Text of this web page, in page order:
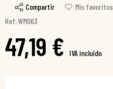
Compartir
Mis favoritos
Ref: WM063
47,19 € IVA incluido